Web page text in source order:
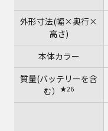
外形寸法(幅×奥行×
高さ)
本体カラー
質量(バッテリーを含
む）
★26